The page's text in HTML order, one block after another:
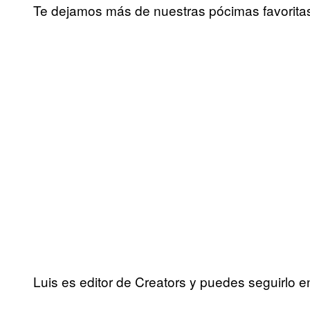
Te dejamos más de nuestras pócimas
Luis es editor de Creators y puedes seguirlo